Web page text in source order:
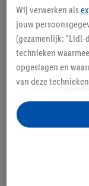
Wij verwerken als
jouw
(gezamenlijk: "Lidl-
technieken
opgeslagen en
van deze
opslaan van
analyseren van
gepersonaliseerde
gegevens over